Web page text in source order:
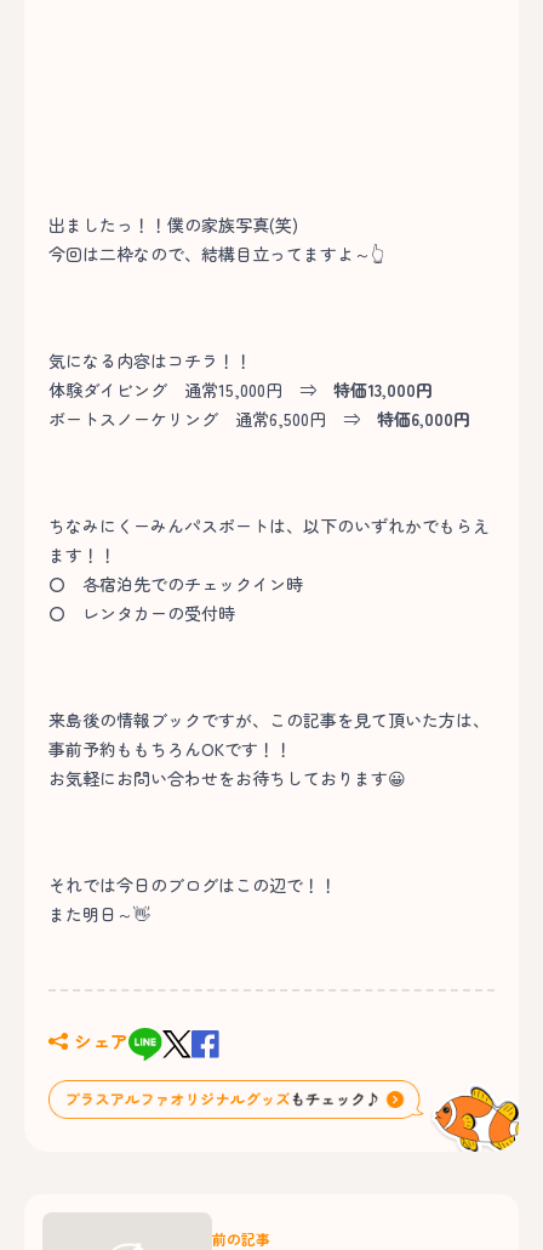
出ましたっ！！僕の家族写真(笑)
今回は二枠なので、結構目立ってますよ～👆
気になる内容はコチラ！！
体験ダイビング 通常15,000円 ⇒ 特価13,000円
ボートスノーケリング 通常6,500円 ⇒ 特価6,000円
ちなみにくーみんパスポートは、以下のいずれかでもらえ
ます！！
〇 各宿泊先でのチェックイン時
〇 レンタカーの受付時
来島後の情報ブックですが、この記事を見て頂いた方は、
事前予約ももちろんOKです！！
お気軽にお問い合わせをお待ちしております😀
それでは今日のブログはこの辺で！！
また明日～👋
シェア
前の記事